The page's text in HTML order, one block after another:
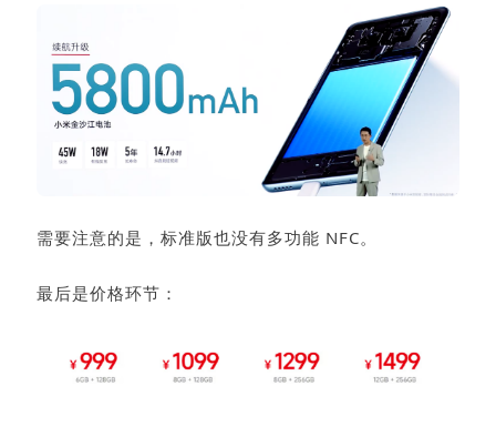
需要注意的是，标准版也没有多功能 NFC。
最后是价格环节：